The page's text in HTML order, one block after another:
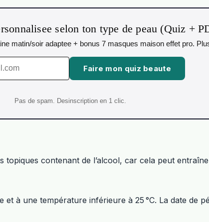
selon ton type de peau (Quiz +
matin/soir adaptee + bonus 7 masques maison effet pro.
Faire mon quiz beaute
Pas de spam. Desinscription en 1 clic.
topiques contenant de l’alcool, car cela peut
à une température inférieure à 25 °C. La date de